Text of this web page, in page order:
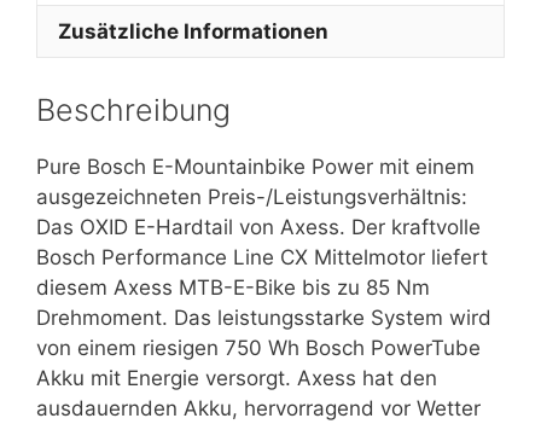
Zusätzliche Informationen
Beschreibung
Pure Bosch E-Mountainbike Power mit einem
ausgezeichneten Preis-/Leistungsverhältnis:
Das OXID E-Hardtail von Axess. Der kraftvolle
Bosch Performance Line CX Mittelmotor liefert
diesem Axess MTB-E-Bike bis zu 85 Nm
Drehmoment. Das leistungsstarke System wird
von einem riesigen 750 Wh Bosch PowerTube
Akku mit Energie versorgt. Axess hat den
ausdauernden Akku, hervorragend vor Wetter